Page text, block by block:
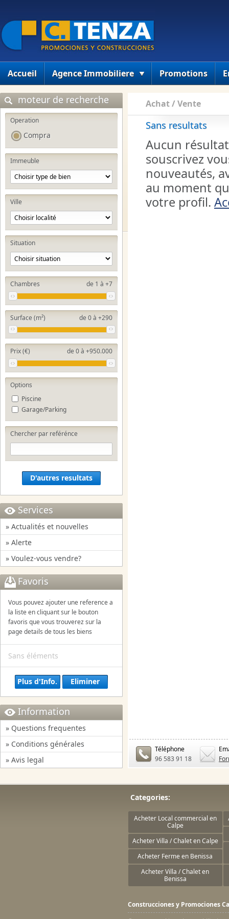
Accueil Agence Immobiliere Promotions
moteur de recherche
Operation
Compra
Immeuble
Ville
Situation
Chambres de 1 à +7
Surface (m²) de 0 à +290
Prix (€) de 0 à +950.000
Options
Piscine
Garage/Parking
Chercher par reférénce
D'autres resultats
Services
» Actualités et nouvelles
» Alerte
» Voulez-vous vendre?
Favoris
Vous pouvez ajouter une reference a
la liste en cliquant sur le bouton
favoris que vous trouverez sur la
page details de tous les biens
Sans éléments
Plus d'Info. Eliminer
Information
» Questions frequentes
» Conditions générales
» Avis legal
Achat / Vente
Sans resultats
Aucun
souscrivez
nouveautés,
au moment
votre profil.
Téléphone
96 583 91 18
Categories:
Acheter Local commercial en
Calpe
Acheter Villa / Chalet en Calpe
Acheter Ferme en Benissa
Acheter Villa / Chalet en
Benissa
Construcciones y Promociones